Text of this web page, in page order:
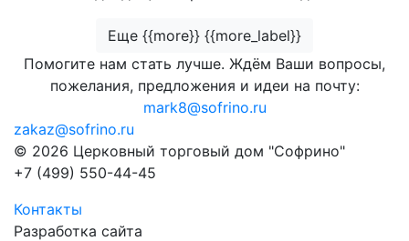
Еще {{more}} {{more_label}}
Помогите нам стать лучше. Ждём Ваши вопросы,
пожелания, предложения и идеи на почту:
mark8@sofrino.ru
zakaz@sofrino.ru
© 2026 Церковный торговый дом "Софрино"
+7 (499) 550-44-45
Контакты
Разработка сайта